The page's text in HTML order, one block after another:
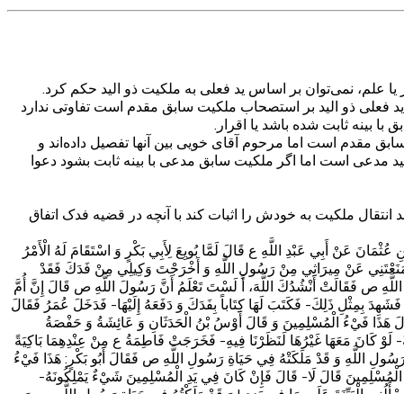
علم، نمی‌توان بر اساس ید فعلی به ملکیت ذو الید حکم کرد.
ید فعلی ذو الید بر استصحاب ملکیت سابق مقدم است تفاوتی ندارد
بینه ثابت شده باشد یا اقرار.
مقدم است اما مرحوم آقای خویی بین آنها تفصیل داده‌اند و
مدعی است اما اگر ملکیت سابق مدعی با بینه ثابت بشود دعوا
ملکیت به خودش را اثبات کند با آنچه در قضیه فدک اتفاق
عَنْ أَبِي عَبْدِ اللَّهِ ع قَالَ‏ لَمَّا بُويِعَ لِأَبِي بَكْرٍ وَ اسْتَقَامَ لَهُ الْأَمْرُ
مَنَعْتَنِي عَنْ مِيرَاثِي مِنْ رَسُولِ اللَّهِ وَ أَخْرَجْتَ وَكِيلِي مِنْ فَدَكَ‏ فَقَدْ
اللَّهِ ص فَقَالَتْ أَنْشُدُكَ اللَّهَ، أَ لَسْتَ تَعْلَمُ أَنَّ رَسُولَ اللَّهِ ص قَالَ إِنَّ أُمَّ
بِمِثْلِ ذَلِكَ- فَكَتَبَ لَهَا كِتَاباً بِفَدَكَ وَ دَفَعَهُ إِلَيْهَا- فَدَخَلَ عُمَرُ فَقَالَ
هَذَا فَيْ‏ءُ الْمُسْلِمِينَ وَ قَالَ أَوْسُ‏ بْنُ الْحَدَثَانِ وَ عَائِشَةُ وَ حَفْصَةُ
لَوْ كَانَ مَعَهَا غَيْرُهَا لَنَظَرْنَا فِيهِ- فَخَرَجَتْ فَاطِمَةُ ع مِنْ عِنْدِهِمَا بَاكِيَةً
اللَّهِ وَ قَدْ مَلَكَتْهُ فِي حَيَاةِ رَسُولِ اللَّهِ ص فَقَالَ أَبُو بَكْرٍ: هَذَا فَيْ‏ءُ
الْمُسْلِمِينَ قَالَ لَا- قَالَ فَإِنْ كَانَ فِي يَدِ الْمُسْلِمِينَ شَيْ‏ءٌ يَمْلِكُونَهُ-